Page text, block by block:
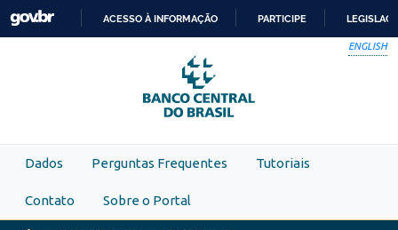
Skip to main content
PARA
O
CONTEÚDO
ACESSO À INFORMAÇÃO PARTICIPE
ENGLISH
Dados Perguntas Frequentes Tutoriais
Contato Sobre o Portal